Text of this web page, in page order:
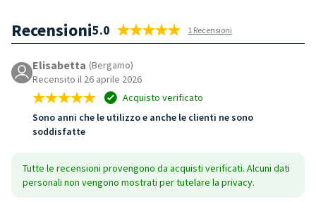
Recensioni5.0 1 Recensioni
Elisabetta (Bergamo)
Recensito il 26 aprile 2026
Acquisto verificato
Sono anni che le utilizzo e anche le clienti ne sono
soddisfatte
Tutte le recensioni provengono da acquisti verificati. Alcuni dati
personali non vengono mostrati per tutelare la privacy.